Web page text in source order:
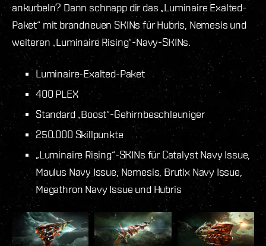
ankurbeln? Dann schnapp dir das „Luminaire Exalted-
Paket“ mit brandneuen SKINs für Hubris, Nemesis und
weiteren „Luminaire Rising“-Navy-SKINs.
Luminaire-Exalted-Paket
400 PLEX
Standard „Boost“-Gehirnbeschleuniger
250.000 Skillpunkte
„Luminaire Rising“-SKINs für Catalyst Navy Issue,
Maulus Navy Issue, Nemesis, Brutix Navy Issue,
Megathron Navy Issue und Hubris